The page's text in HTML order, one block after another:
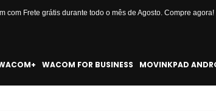
com Frete grátis durante todo o mês de Agosto. Compre agora!
WACOM FOR BUSINESS MOVINKPAD